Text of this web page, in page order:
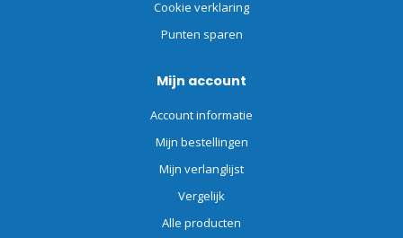
Cookie verklaring
Punten sparen
Mijn account
Account informatie
Mijn bestellingen
Mijn verlanglijst
Vergelijk
Alle producten